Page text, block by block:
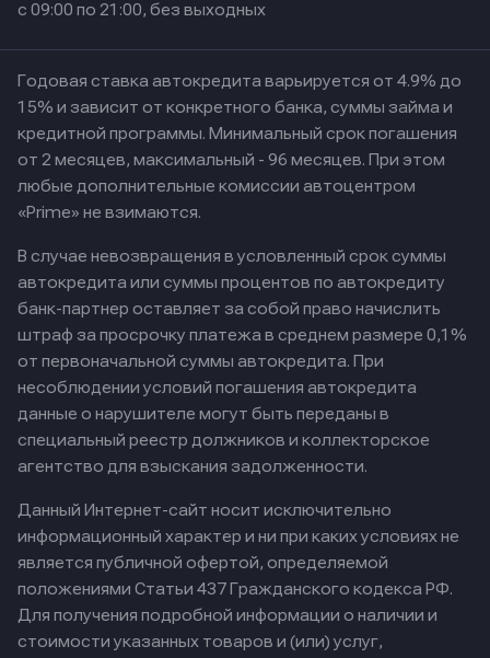
с 09:00 по 21:00, без выходных
Годовая ставка автокредита варьируется от 4.9% до
15% и зависит от конкретного банка, суммы займа и
кредитной программы. Минимальный срок погашения
от 2 месяцев, максимальный - 96 месяцев. При этом
любые дополнительные комиссии автоцентром
«Prime» не взимаются.
В случае невозвращения в условленный срок суммы
автокредита или суммы процентов по автокредиту
банк-партнер оставляет за собой право начислить
штраф за просрочку платежа в среднем размере 0,1%
от первоначальной суммы автокредита. При
несоблюдении условий погашения автокредита
данные о нарушителе могут быть переданы в
специальный реестр должников и коллекторское
агентство для взыскания задолженности.
Данный Интернет-сайт носит исключительно
информационный характер и ни при каких условиях не
является публичной офертой, определяемой
положениями Статьи 437 Гражданского кодекса РФ.
Для получения подробной информации о наличии и
стоимости указанных товаров и (или) услуг,